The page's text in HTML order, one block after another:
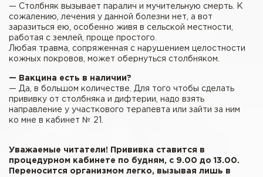
— Столбняк вызывает паралич и мучительную смерть. К
сожалению, лечения у данной болезни нет, а вот
заразиться ею, особенно живя в сельской местности,
работая с землей, проще простого.
Любая травма, сопряженная с нарушением целостности
кожных покровов, может обернуться столбняком.
— Вакцина есть в наличии?
— Да, в большом количестве. Для того чтобы сделать
прививку от столбняка и дифтерии, надо взять
направление у участкового терапевта или зайти за ним
ко мне в кабинет № 21.
Уважаемые читатели! Прививка ставится в
процедурном кабинете по будням, с 9.00 до 13.00.
Переносится организмом легко, вызывая лишь в